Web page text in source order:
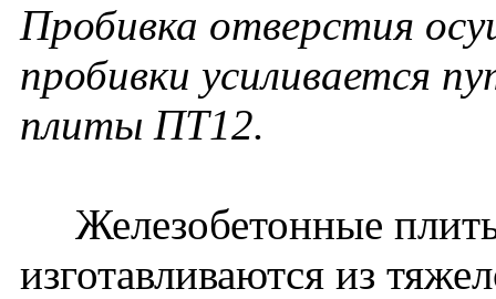
Пробивка отверстия
пробивки усиливается
плиты ПТ12.
Железобетонные
изготавливаются из